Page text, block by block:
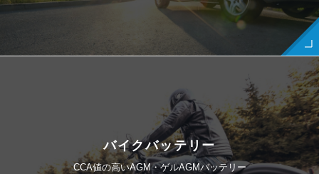
バイクバッテリー
CCA値の高いAGM・ゲルAGMバッテリー